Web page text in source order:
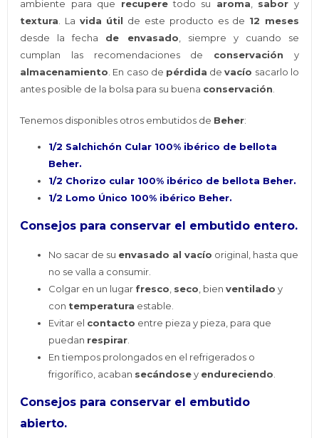
ambiente para que recuperetodo su aroma, sabor y
textura. La vida útil de este producto es de 12 meses
desde la fecha de envasado, siempre y cuando se
cumplan las recomendaciones de conservación y
almacenamiento. En caso de pérdida devacío sacarlo lo
antes posible de la bolsa para su buena conservación.
Tenemos disponibles otros embutidos de Beher:
1/2 Salchichón Cular 100% ibérico de bellota
Beher.
1/2 Chorizo cular 100% ibérico de bellota Beher.
1/2 Lomo Único 100% ibérico Beher.
Consejos para conservar el embutido entero.
No sacar de su envasado al vacío original, hasta que
no se valla a consumir.
Colgar en un lugar fresco, seco, bienventilado y
con temperatura estable.
Evitar el contacto entre pieza y pieza, para que
puedan respirar.
En tiempos prolongados en el refrigerados o
frigorífico, acaban secándosey endureciendo.
Consejos para conservar el embutido
abierto.